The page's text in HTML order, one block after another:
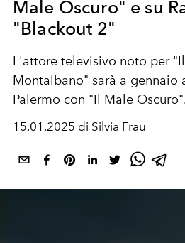
Male Oscuro" e su
"Blackout 2"
L'attore televisivo noto per
Montalbano" sarà a gennaio
Palermo con "Il Male
15.01.2025 di Silvia Frau